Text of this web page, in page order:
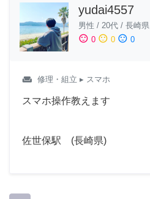
yudai4557
男性 / 20代 / 長崎県
sentiment_satisfied 0 sentiment_neutral 0 sentiment_dissatisfied 0
weekend 修理・組立 ▸ スマホ
スマホ操作教えます
佐世保駅 (長崎県)